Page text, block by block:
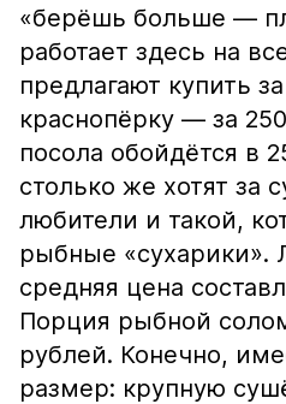
«берёшь больше —
работает здесь на
предлагают купить
краснопёрку — за
посола обойдётся в
столько же хотят за
любители и такой,
рыбные «сухарики».
средняя цена
Порция рыбной
рублей. Конечно,
размер: крупную